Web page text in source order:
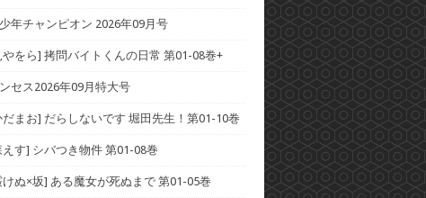
年チャンピオン 2026年09月号
をら] 拷問バイトくんの日常 第01-08巻+
セス2026年09月特大号
まお] だらしないです 堀田先生！第01-10巻
す] シバつき物件 第01-08巻
ぬ×坂] ある魔女が死ぬまで 第01-05巻